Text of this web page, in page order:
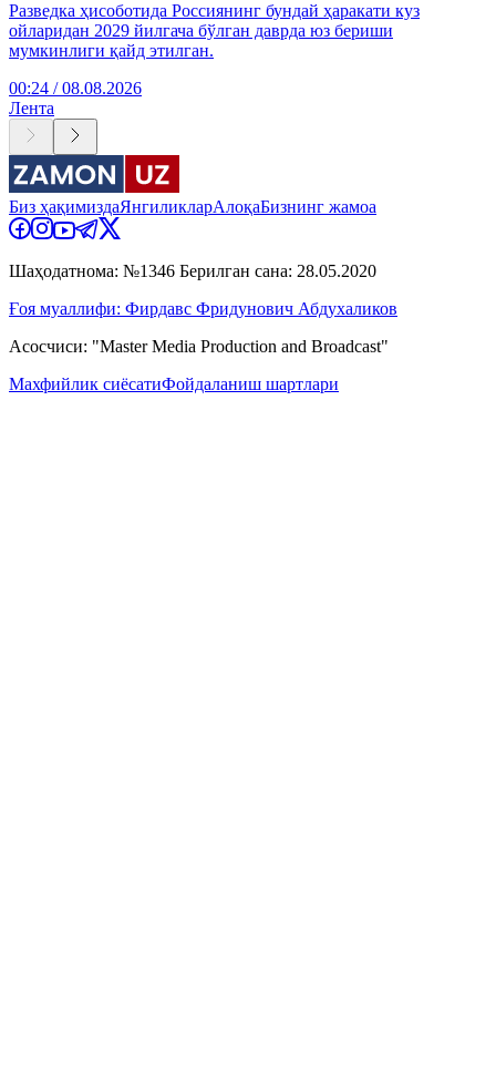
Разведка ҳисоботида Россиянинг бундай ҳаракати куз
ойларидан 2029 йилгача бўлган даврда юз бериши
мумкинлиги қайд этилган.
00:24 / 08.08.2026
Лента
Биз ҳақимиздаЯнгиликларАлоқаБизнинг жамоа
Шаҳодатнома: №1346 Берилган сана: 28.05.2020
Ғоя муаллифи: Фирдавс Фридунович Абдухаликов
Асосчиси: "Master Media Production and Broadcast"
Махфийлик сиёсатиФойдаланиш шартлари